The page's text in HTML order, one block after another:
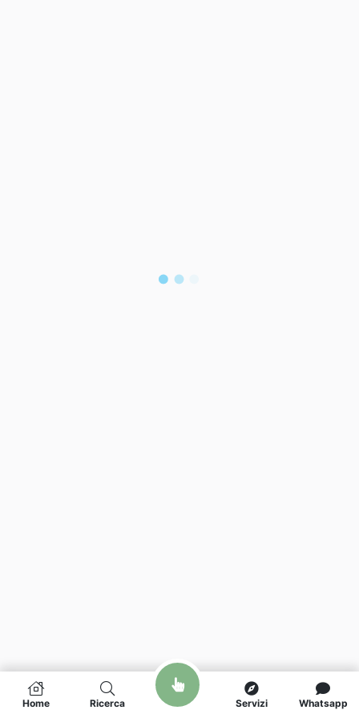
Home Ricerca Servizi Whatsapp